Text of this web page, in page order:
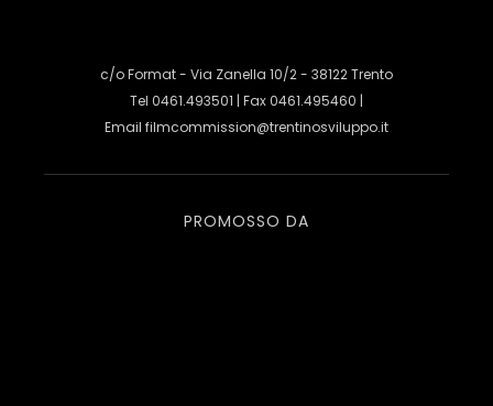
c/o Format - Via Zanella 10/2 - 38122 Trento
Tel 0461.493501 | Fax 0461.495460 |
Email filmcommission@trentinosviluppo.it
PROMOSSO DA